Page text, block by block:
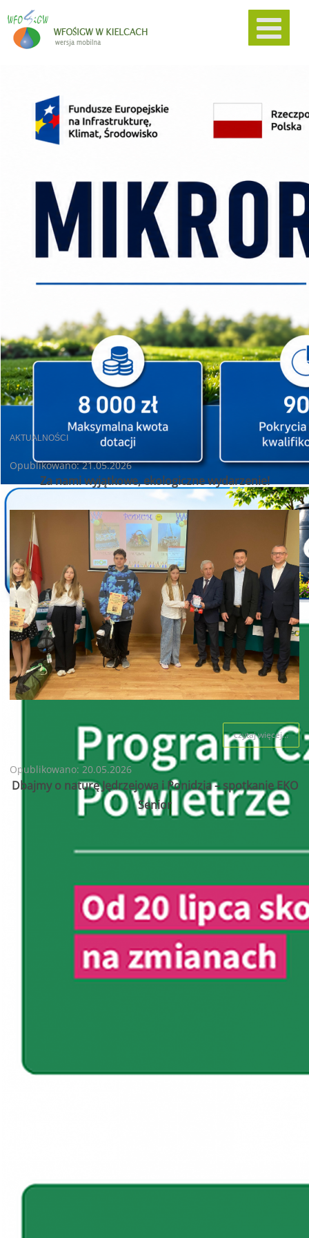
AKTUALNOŚCI
Opublikowano: 21.05.2026
Za nami wyjątkowe, ekologiczne wydarzenie!
czytaj więcej...
Opublikowano: 20.05.2026
Dbajmy o naturę Jędrzejowa i Ponidzia – spotkanie EKO
Senior